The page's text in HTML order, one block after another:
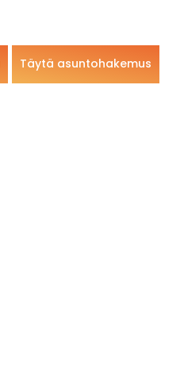
Täytä asuntohakemus